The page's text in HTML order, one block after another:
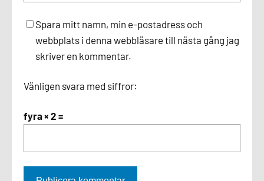
Spara mitt namn, min e-postadress och
webbplats i denna webbläsare till nästa gång jag
skriver en kommentar.
Vänligen svara med siffror:
fyra × 2 =